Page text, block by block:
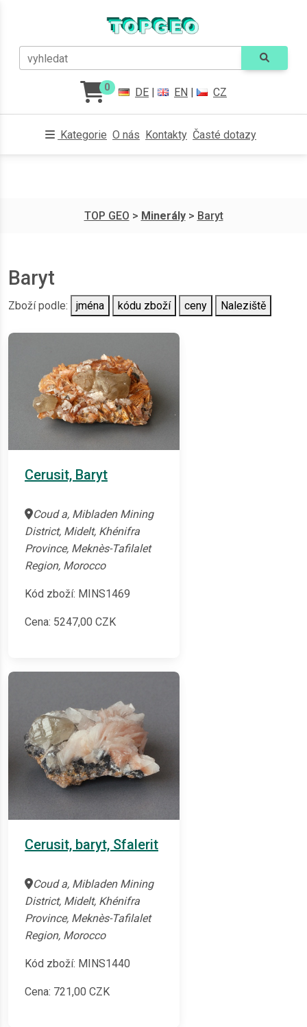
vyhledat
0 DE | EN | CZ
Kategorie O nás Kontakty Časté dotazy
TOP GEO > Minerály> Baryt
Baryt
Zboží podle: jména kódu zboží ceny Naleziště
Cerusit, Baryt
Coud a, Mibladen Mining
District, Midelt, Khénifra
Province, Meknès-Tafilalet
Region, Morocco
Kód zboží: MINS1469
Cena: 5247,00 CZK
Cerusit, baryt, Sfalerit
Coud a, Mibladen Mining
District, Midelt, Khénifra
Province, Meknès-Tafilalet
Region, Morocco
Kód zboží: MINS1440
Cena: 721,00 CZK